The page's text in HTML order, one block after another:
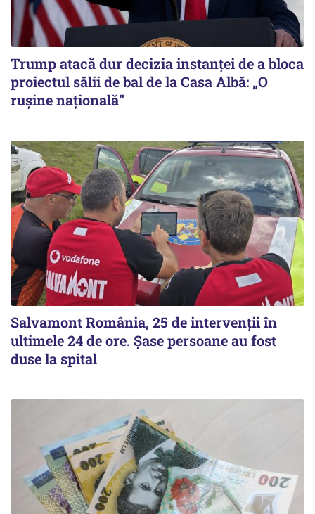
Trump atacă dur decizia instanţei de a bloca
proiectul sălii de bal de la Casa Albă: „O
ruşine naţională”
Salvamont România, 25 de intervenții în
ultimele 24 de ore. Șase persoane au fost
duse la spital